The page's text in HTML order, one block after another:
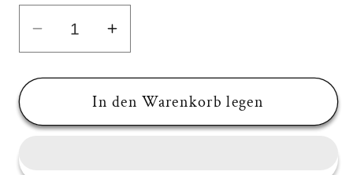
Verringere
die
Menge
OUTFLEXX
Erhöhe
die
Menge
für
OUTFLEXX
In den Warenkorb legen